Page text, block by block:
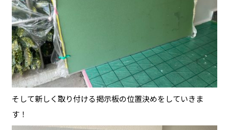
そして新しく取り付ける掲示板の位置決めをしていきま
す！